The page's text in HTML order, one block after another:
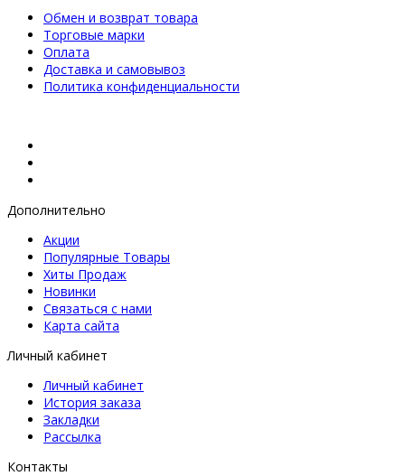
Обмен и возврат товара
Торговые марки
Оплата
Доставка и самовывоз
Политика конфиденциальности
Дополнительно
Акции
Популярные Товары
Хиты Продаж
Новинки
Связаться с нами
Карта сайта
Личный кабинет
Личный кабинет
История заказа
Закладки
Рассылка
Контакты